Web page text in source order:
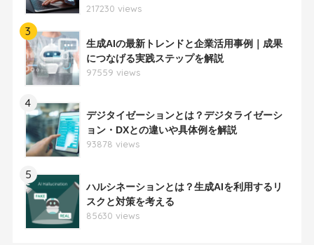
217230 views
3
生成AIの最新トレンドと企業活用事例｜成果
につなげる実践ステップを解説
97559 views
4
デジタイゼーションとは？デジタライゼーシ
ョン・DXとの違いや具体例を解説
93878 views
5
ハルシネーションとは？生成AIを利用するリ
スクと対策を考える
85630 views